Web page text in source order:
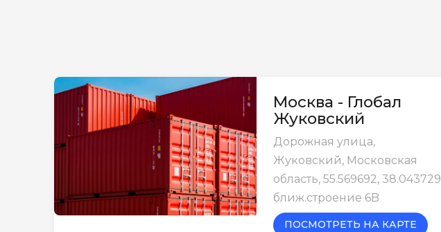
Москва - Глобал
Жуковский
Дорожная улица,
Жуковский, Московская
область, 55.569692, 38.043729
ближ.строение 6B
ПОСМОТРЕТЬ НА КАРТЕ